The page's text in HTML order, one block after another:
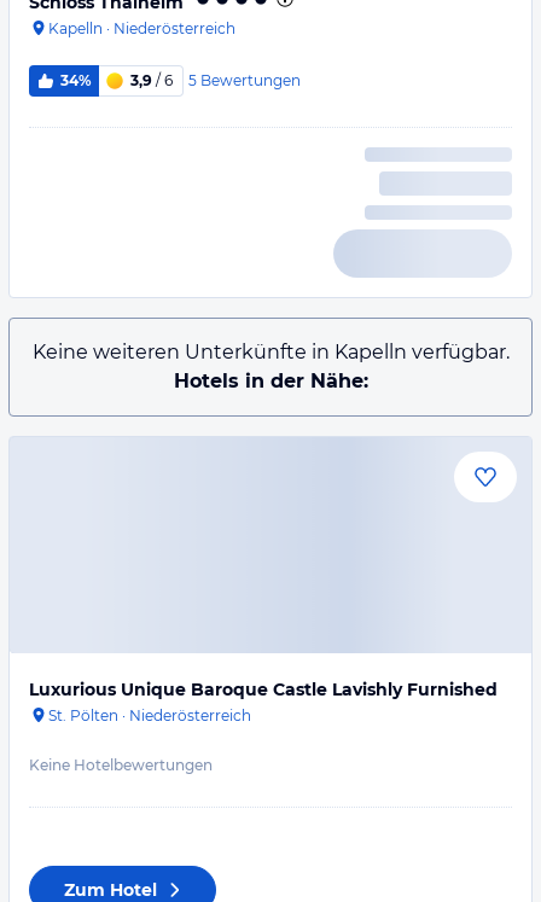
Kapelln · Niederösterreich
34% 3,9 / 6 5 Bewertungen
Keine weiteren Unterkünfte in Kapelln verfügbar.
Hotels in der Nähe:
Luxurious Unique Baroque Castle Lavishly Furnished
St. Pölten · Niederösterreich
Keine Hotelbewertungen
Zum Hotel